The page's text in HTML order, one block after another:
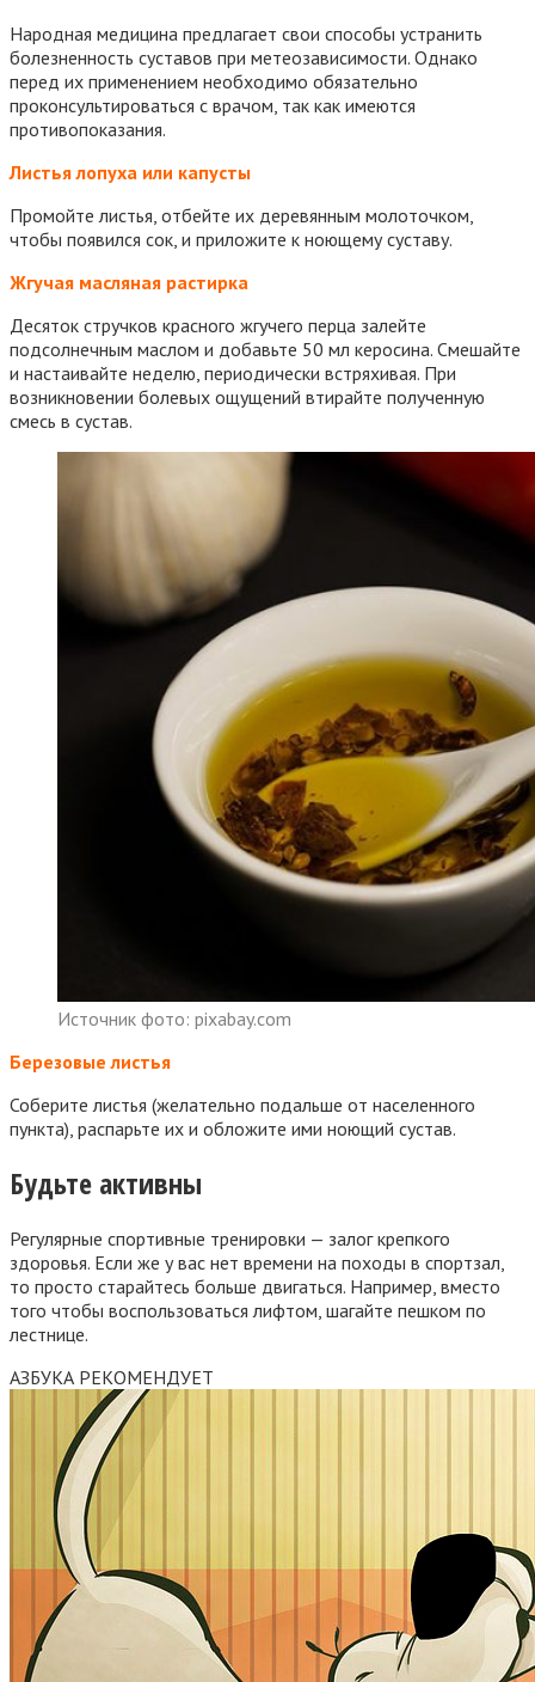
Народная медицина предлагает свои способы устранить
болезненность суставов при метеозависимости. Однако
перед их применением необходимо обязательно
проконсультироваться с врачом, так как имеются
противопоказания.
Листья лопуха или капусты
Промойте листья, отбейте их деревянным молоточком,
чтобы появился сок, и приложите к ноющему суставу.
Жгучая масляная растирка
Десяток стручков красного жгучего перца залейте
подсолнечным маслом и добавьте 50 мл керосина. Смешайте
и настаивайте неделю, периодически встряхивая. При
возникновении болевых ощущений втирайте полученную
смесь в сустав.
Источник фото: pixabay.com
Березовые листья
Соберите листья (желательно подальше от населенного
пункта), распарьте их и обложите ими ноющий сустав.
Будьте активны
Регулярные спортивные тренировки — залог крепкого
здоровья. Если же у вас нет времени на походы в спортзал,
то просто старайтесь больше двигаться. Например, вместо
того чтобы воспользоваться лифтом, шагайте пешком по
лестнице.
АЗБУКА РЕКОМЕНДУЕТ